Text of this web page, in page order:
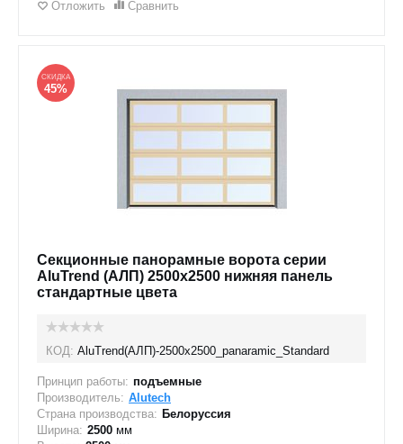
Отложить Сравнить
СКИДКА
45%
Секционные панорамные ворота серии
AluTrend (АЛП) 2500х2500 нижняя панель
стандартные цвета
КОД: AluTrend(АЛП)-2500х2500_panaramic_Standard
Принцип работы: подъемные
Производитель: Alutech
Страна производства: Белоруссия
Ширина: 2500 мм